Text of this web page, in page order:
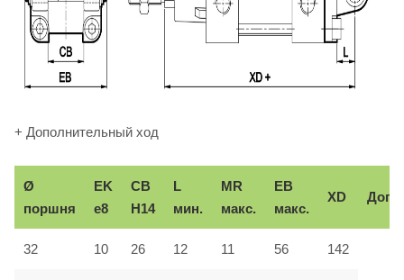
+ Дополнительный ход
Ø
поршня
EK
e8
CB
H14
L
мин.
MR
макс.
EB
макс.
XD Доп.
32 10 26 12 11 56 142